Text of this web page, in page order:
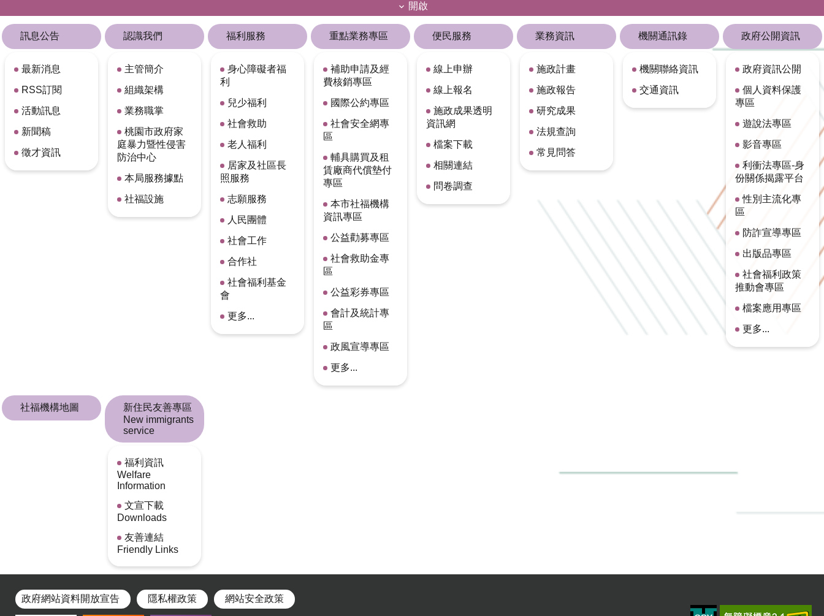
開啟
訊息公告
最新消息
RSS訂閱
活動訊息
新聞稿
徵才資訊
認識我們
主管簡介
組織架構
業務職掌
桃園市政府家
庭暴力暨性侵害
防治中心
本局服務據點
社福設施
福利服務
身心障礙者福
利
兒少福利
社會救助
老人福利
居家及社區長
照服務
志願服務
人民團體
社會工作
合作社
社會福利基金
會
更多...
重點業務專區
補助申請及經
費核銷專區
國際公約專區
社會安全網專
區
輔具購買及租
賃廠商代償墊付
專區
本市社福機構
資訊專區
公益勸募專區
社會救助金專
區
公益彩券專區
會計及統計專
區
政風宣導專區
更多...
便民服務
線上申辦
線上報名
施政成果透明
資訊網
檔案下載
相關連結
問卷調查
業務資訊
施政計畫
施政報告
研究成果
法規查詢
常見問答
機關通訊錄
機關聯絡資訊
交通資訊
政府公開資訊
政府資訊公開
個人資料保護
專區
遊說法專區
影音專區
利衝法專區-身
份關係揭露平台
性別主流化專
區
防詐宣導專區
出版品專區
社會福利政策
推動會專區
檔案應用專區
更多...
社福機構地圖
新住民友善專區
New immigrants
service
福利資訊
Welfare
Information
文宣下載
Downloads
友善連結
Friendly Links
政府網站資料開放宣告 隱私權政策 網站安全政策